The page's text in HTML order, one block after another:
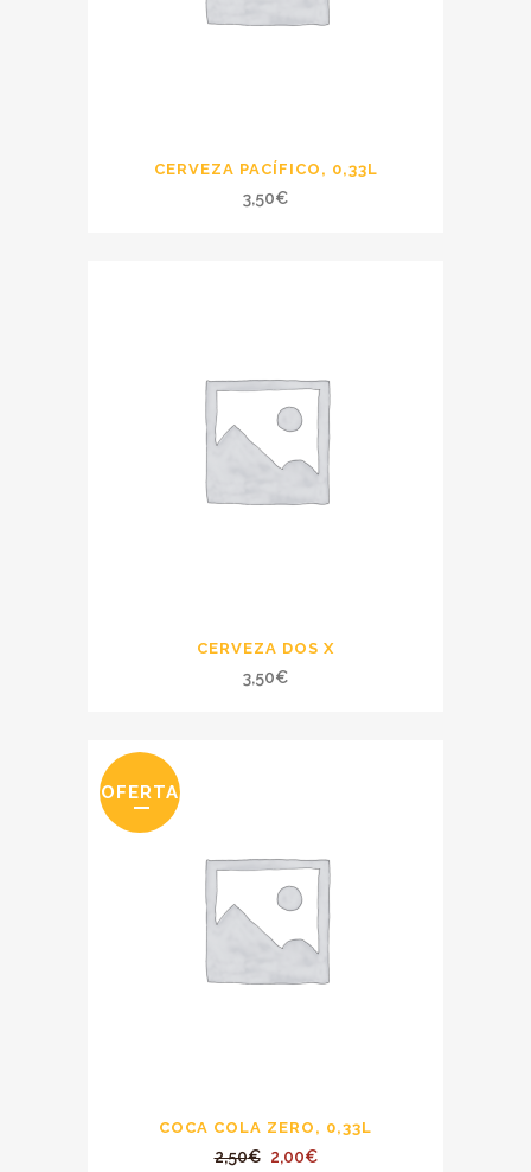
CERVEZA PACÍFICO, 0,33L
3,50€
CERVEZA DOS X
3,50€
OFERTA
COCA COLA ZERO, 0,33L
2,50€ El
2,00€El